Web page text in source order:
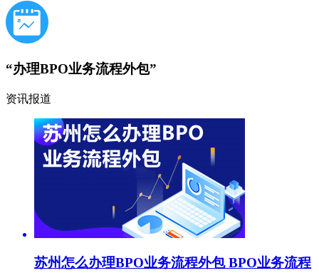
“办理BPO业务流程外包”
资讯报道
苏州怎么办理BPO业务流程外包 BPO业务流程